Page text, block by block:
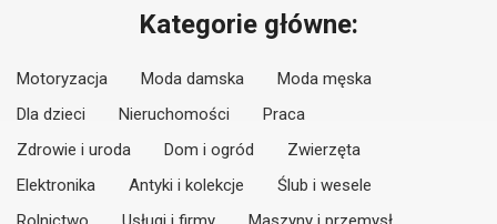
Kategorie główne:
Motoryzacja Moda damska
Moda męska
Dla dzieci
Nieruchomości
Praca
Zdrowie i uroda
Dom i ogród
Zwierzęta
Elektronika
Antyki i kolekcje
Ślub i wesele